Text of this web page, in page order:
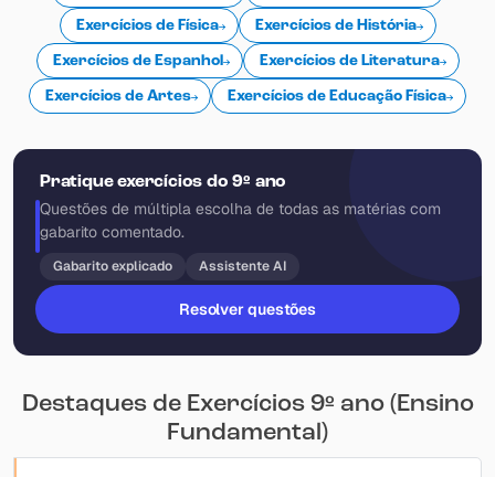
Exercícios de Física Exercícios de História
Exercícios de Espanhol Exercícios de Literatura
Exercícios de Artes Exercícios de Educação Física
Pratique exercícios do 9º ano
Questões de múltipla escolha de todas as matérias com
gabarito comentado.
Gabarito explicado Assistente AI
Resolver questões
Destaques de Exercícios 9º ano (Ensino
Fundamental)